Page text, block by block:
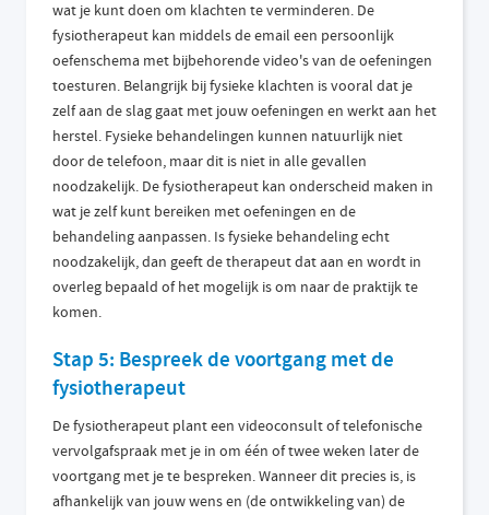
wat je kunt doen om klachten te verminderen. De
fysiotherapeut kan middels de email een persoonlijk
oefenschema met bijbehorende video's van de oefeningen
toesturen. Belangrijk bij fysieke klachten is vooral dat je
zelf aan de slag gaat met jouw oefeningen en werkt aan het
herstel. Fysieke behandelingen kunnen natuurlijk niet
door de telefoon, maar dit is niet in alle gevallen
noodzakelijk. De fysiotherapeut kan onderscheid maken in
wat je zelf kunt bereiken met oefeningen en de
behandeling aanpassen. Is fysieke behandeling echt
noodzakelijk, dan geeft de therapeut dat aan en wordt in
overleg bepaald of het mogelijk is om naar de praktijk te
komen.
Stap 5: Bespreek de voortgang met de
fysiotherapeut
De fysiotherapeut plant een videoconsult of telefonische
vervolgafspraak met je in om één of twee weken later de
voortgang met je te bespreken. Wanneer dit precies is, is
afhankelijk van jouw wens en (de ontwikkeling van) de